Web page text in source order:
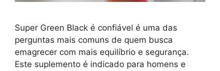
Super Green Black é confiável é uma das
perguntas mais comuns de quem busca
emagrecer com mais equilíbrio e segurança.
Este suplemento é indicado para homens e